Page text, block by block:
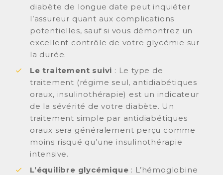
diabète de longue date peut inquiéter
l’assureur quant aux complications
potentielles, sauf si vous démontrez un
excellent contrôle de votre glycémie sur
la durée.
Le traitement suivi : Le type de
traitement (régime seul, antidiabétiques
oraux, insulinothérapie) est un indicateur
de la sévérité de votre diabète. Un
traitement simple par antidiabétiques
oraux sera généralement perçu comme
moins risqué qu’une insulinothérapie
intensive.
L’équilibre glycémique : L’hémoglobine